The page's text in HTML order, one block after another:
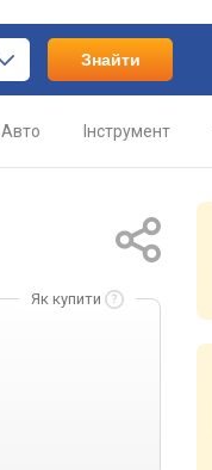
Знайти
Авто Інструмент
Як купити